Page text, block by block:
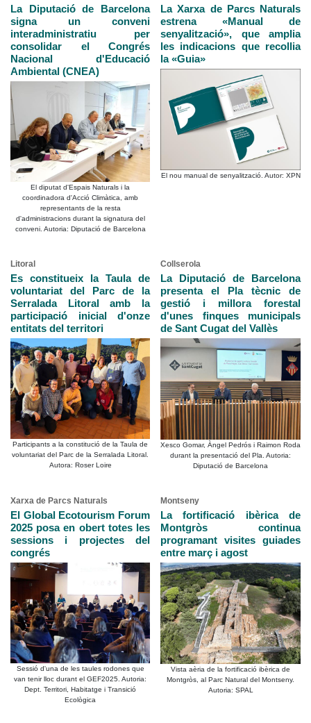
La Diputació de Barcelona
signa un conveni
interadministratiu per
consolidar el Congrés
Nacional d'Educació
Ambiental (CNEA)
El diputat d'Espais Naturals i la
coordinadora d'Acció Climàtica, amb
representants de la resta
d'administracions durant la signatura del
conveni. Autoria: Diputació de Barcelona
La Xarxa de Parcs Naturals
estrena «Manual de
senyalització», que amplia
les indicacions que recollia
la «Guia»
El nou manual de senyalització. Autor: XPN
Litoral
Es constitueix la Taula de
voluntariat del Parc de la
Serralada Litoral amb la
participació inicial d'onze
entitats del territori
Participants a la constitució de la Taula de
voluntariat del Parc de la Serralada Litoral.
Autora: Roser Loire
Collserola
La Diputació de Barcelona
presenta el Pla tècnic de
gestió i millora forestal
d'unes finques municipals
de Sant Cugat del Vallès
Xesco Gomar, Àngel Pedrós i Raimon Roda
durant la presentació del Pla. Autoria:
Diputació de Barcelona
Xarxa de Parcs Naturals
El Global Ecotourism Forum
2025 posa en obert totes les
sessions i projectes del
congrés
Sessió d'una de les taules rodones que
van tenir lloc durant el GEF2025. Autoria:
Dept. Territori, Habitatge i Transició
Ecològica
Montseny
La fortificació ibèrica de
Montgròs continua
programant visites guiades
entre març i agost
Vista aèria de la fortificació ibèrica de
Montgròs, al Parc Natural del Montseny.
Autoria: SPAL